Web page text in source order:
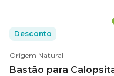
Desconto
Origem Natural
Bastão para